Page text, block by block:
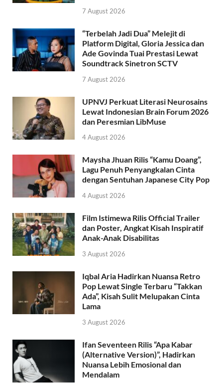
7 August 2026
“Terbelah Jadi Dua” Melejit di
Platform Digital, Gloria Jessica dan
Ade Govinda Tuai Prestasi Lewat
Soundtrack Sinetron SCTV
7 August 2026
UPNVJ Perkuat Literasi Neurosains
Lewat Indonesian Brain Forum 2026
dan Peresmian LibMuse
4 August 2026
Maysha Jhuan Rilis “Kamu Doang”,
Lagu Penuh Penyangkalan Cinta
dengan Sentuhan Japanese City Pop
4 August 2026
Film Istimewa Rilis Official Trailer
dan Poster, Angkat Kisah Inspiratif
Anak-Anak Disabilitas
3 August 2026
Iqbal Aria Hadirkan Nuansa Retro
Pop Lewat Single Terbaru “Takkan
Ada”, Kisah Sulit Melupakan Cinta
Lama
3 August 2026
Ifan Seventeen Rilis “Apa Kabar
(Alternative Version)”, Hadirkan
Nuansa Lebih Emosional dan
Mendalam